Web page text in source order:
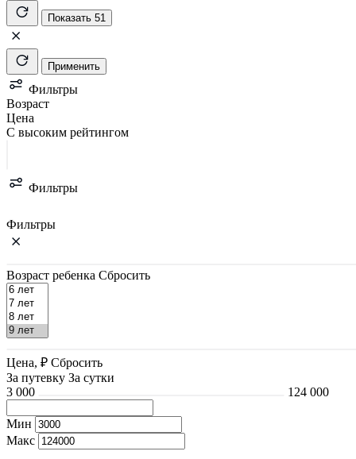
Показать 51
Применить
Фильтры
Возраст
Цена
С высоким рейтингом
Фильтры
Фильтры
Возраст ребенка Сбросить
Цена, ₽ Сбросить
За путевку За сутки
3 000
124 000
Мин
Макс